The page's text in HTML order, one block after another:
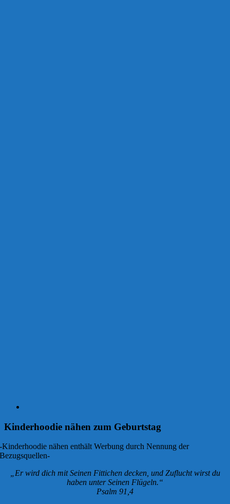
Kinderhoodie nähen zum Geburtstag
-Kinderhoodie nähen enthält Werbung durch Nennung der
Bezugsquellen-
„Er wird dich mit Seinen Fittichen decken, und Zuflucht wirst du
haben unter Seinen Flügeln.“
Psalm 91,4